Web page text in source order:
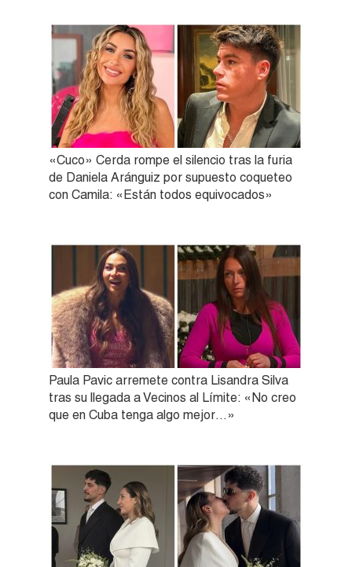
«Cuco» Cerda rompe el silencio tras la furia
de Daniela Aránguiz por supuesto coqueteo
con Camila: «Están todos equivocados»
Paula Pavic arremete contra Lisandra Silva
tras su llegada a Vecinos al Límite: «No creo
que en Cuba tenga algo mejor…»